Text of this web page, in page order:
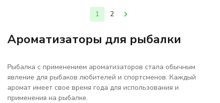
1 2
Ароматизаторы для рыбалки
Рыбалка с применением ароматизаторов стала обычным
явление для рыбаков любителей и спортсменов. Каждый
аромат имеет свое время года для использования и
применения на рыбалке.